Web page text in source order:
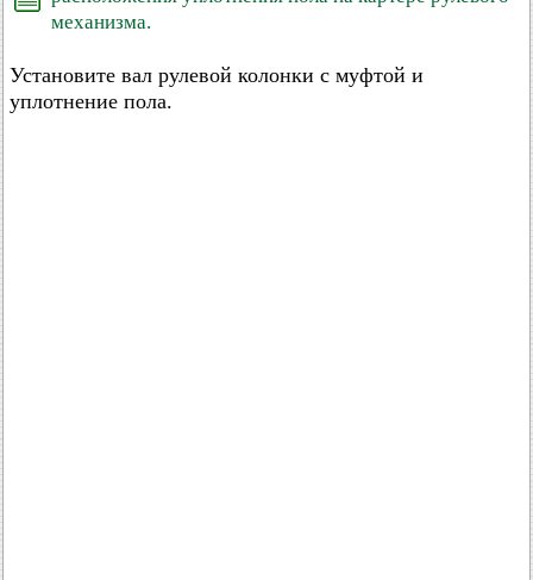
механизма.
Установите вал рулевой колонки с муфтой и
уплотнение пола.